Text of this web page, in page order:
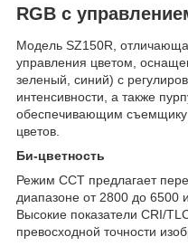
RGB с
Модель SZ150R,
управления цветом,
зеленый, синий) с
интенсивности, а также
обеспечивающим съемщику
цветов.
Би-цветность
Режим CCT предлагает
диапазоне от 2800 до 6500
Высокие показатели CRI/
превосходной точности